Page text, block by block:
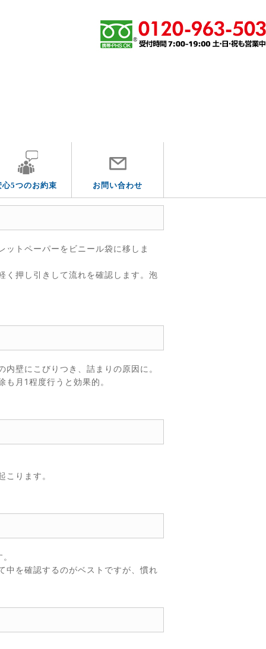
心5つのお約束 お問い合わせ
トペーパーをビニール袋に移しま
く押し引きして流れを確認します。泡
壁にこびりつき、詰まりの原因に。
月1程度行うと効果的。
ります。
中を確認するのがベストですが、慣れ